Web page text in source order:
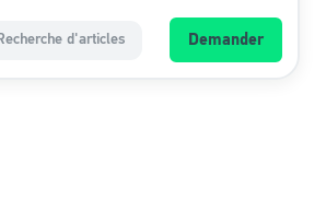
d'articles Demander